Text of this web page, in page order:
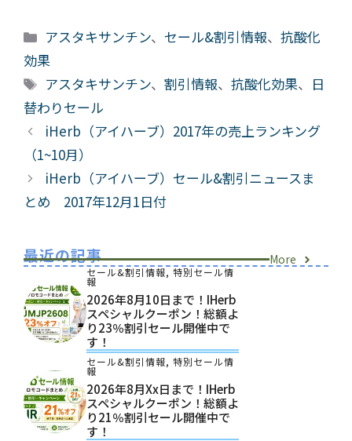
カ
テ
ゴ
リ
ー
アスタキサンチン、 セール&割引情報、抗酸化
効果
タ
グ
アスタキサンチン、割引情報、抗酸化効果、 日
替わりセール
iHerb（アイハーブ）2017年の売上ランキング
（1~10月）
iHerb（アイハーブ）セール&割引ニュースま
とめ 2017年12月1日付
最近の記事 More
セール&割引情報, 特別セール情
報
2026年8月10日まで！iHerb
スペシャルクーポン！総額よ
り23％割引セール開催中で
す！
セール&割引情報, 特別セール情
報
2026年8月xx日まで！iHerb
スペシャルクーポン！総額よ
り21％割引セール開催中で
す！